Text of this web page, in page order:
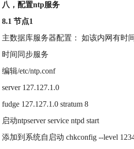
八，配置ntp服务
8.1 节点1
主数据库服务器配置： 如该内网有时
时间同步服务
编辑/etc/ntp.conf
server 127.127.1.0
fudge 127.127.1.0 stratum 8
启动ntpserver service ntpd start
添加到系统自启动 chkconfig --level